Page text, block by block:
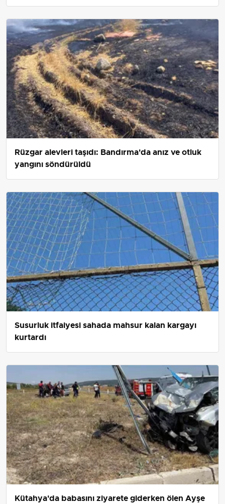
Rüzgar alevleri taşıdı: Bandırma'da anız ve otluk
yangını söndürüldü
Susurluk itfaiyesi sahada mahsur kalan kargayı
kurtardı
Kütahya'da babasını ziyarete giderken ölen Ayşe